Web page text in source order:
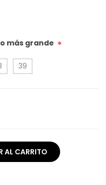
más grande *
39